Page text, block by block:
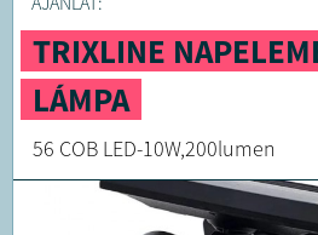
TRIXLINE
LÁMPA
56 COB LED-10W,200lumen